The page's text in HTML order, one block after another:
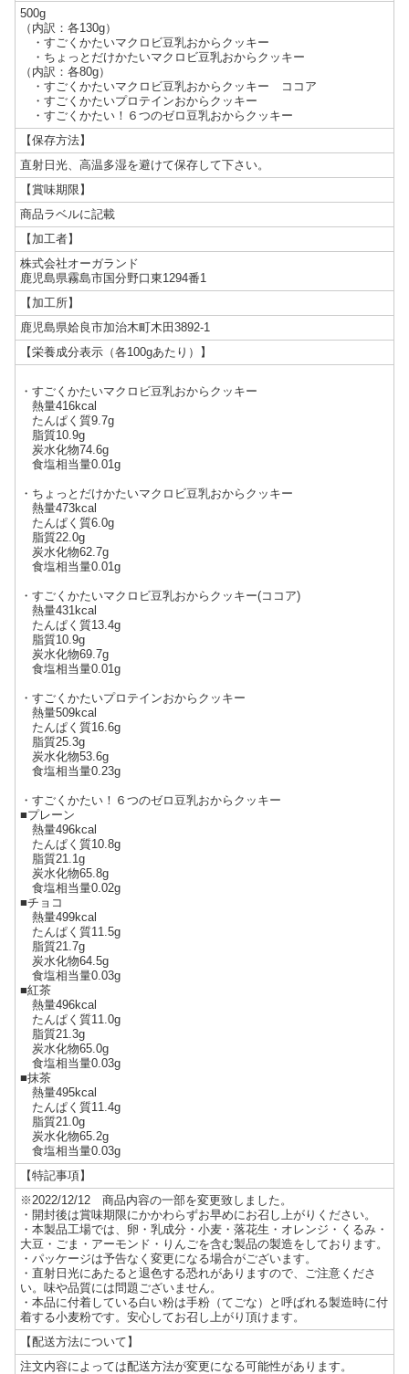
500g
（内訳：各130g）
・すごくかたいマクロビ豆乳おからクッキー
・ちょっとだけかたいマクロビ豆乳おからクッキー
（内訳：各80g）
・すごくかたいマクロビ豆乳おからクッキー ココア
・すごくかたいプロテインおからクッキー
・すごくかたい！６つのゼロ豆乳おからクッキー
【保存方法】
直射日光、高温多湿を避けて保存して下さい。
【賞味期限】
商品ラベルに記載
【加工者】
株式会社オーガランド
鹿児島県霧島市国分野口東1294番1
【加工所】
鹿児島県姶良市加治木町木田3892-1
【栄養成分表示（各100gあたり）】
・すごくかたいマクロビ豆乳おからクッキー
熱量416kcal
たんぱく質9.7g
脂質10.9g
炭水化物74.6g
食塩相当量0.01g
・ちょっとだけかたいマクロビ豆乳おからクッキー
熱量473kcal
たんぱく質6.0g
脂質22.0g
炭水化物62.7g
食塩相当量0.01g
・すごくかたいマクロビ豆乳おからクッキー(ココア)
熱量431kcal
たんぱく質13.4g
脂質10.9g
炭水化物69.7g
食塩相当量0.01g
・すごくかたいプロテインおからクッキー
熱量509kcal
たんぱく質16.6g
脂質25.3g
炭水化物53.6g
食塩相当量0.23g
・すごくかたい！６つのゼロ豆乳おからクッキー
■プレーン
熱量496kcal
たんぱく質10.8g
脂質21.1g
炭水化物65.8g
食塩相当量0.02g
■チョコ
熱量499kcal
たんぱく質11.5g
脂質21.7g
炭水化物64.5g
食塩相当量0.03g
■紅茶
熱量496kcal
たんぱく質11.0g
脂質21.3g
炭水化物65.0g
食塩相当量0.03g
■抹茶
熱量495kcal
たんぱく質11.4g
脂質21.0g
炭水化物65.2g
食塩相当量0.03g
【特記事項】
※2022/12/12 商品内容の一部を変更致しました。
・開封後は賞味期限にかかわらずお早めにお召し上がりください。
・本製品工場では、卵・乳成分・小麦・落花生・オレンジ・くるみ・
大豆・ごま・アーモンド・りんごを含む製品の製造をしております。
・パッケージは予告なく変更になる場合がございます。
・直射日光にあたると退色する恐れがありますので、ご注意くださ
い。味や品質には問題ございません。
・本品に付着している白い粉は手粉（てごな）と呼ばれる製造時に付
着する小麦粉です。安心してお召し上がり頂けます。
【配送方法について】
注文内容によっては配送方法が変更になる可能性があります。